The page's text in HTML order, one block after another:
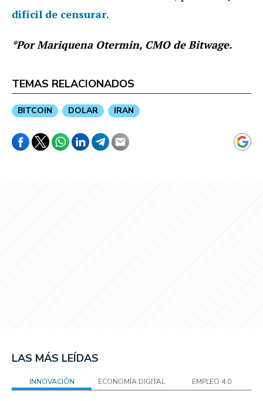
difícil de censurar.
*Por Mariquena Otermin, CMO de Bitwage.
TEMAS RELACIONADOS
BITCOIN DOLAR IRAN
LAS MÁS LEÍDAS
INNOVACIÓN ECONOMÍA DIGITAL EMPLEO 4.0